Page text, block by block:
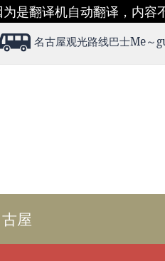
为是翻译机自动翻译，内容
名古屋观光路线巴士Me～
屋